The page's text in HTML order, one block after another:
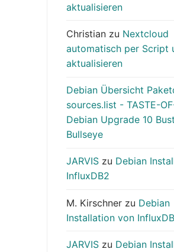
aktualisieren
Christian zu Nextcloud
automatisch per Script
aktualisieren
Debian Übersicht
sources.list - TASTE-
Debian Upgrade 10
Bullseye
JARVIS zu Debian
InfluxDB2
M. Kirschner zu Debian
Installation von
JARVIS zu Debian